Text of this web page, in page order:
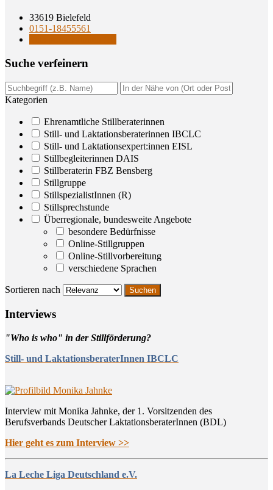
33619 Bielefeld
0151-18455561
Suche ver­fei­nern
Kategorien
Ehrenamtliche Stillberaterinnen
Still- und Laktationsberaterinnen IBCLC
Still- und Laktationsexpert:innen EISL
Stillbegleiterinnen DAIS
Stillberaterin FBZ Bensberg
Stillgruppe
StillspezialistInnen (R)
Stillsprechstunde
Überregionale, bundesweite Angebote
besondere Bedürfnisse
Online-Stillgruppen
Online-Stillvorbereitung
verschiedene Sprachen
Sortieren nach
Inter­views
"Who is who" in der Stillförderung?
Still- und LaktationsberaterInnen IBCLC
Interview mit Monika Jahnke, der 1. Vorsitzenden des
Berufsverbands Deutscher LaktationsberaterInnen (BDL)
Hier geht es zum Interview >>
La Leche Liga Deutschland e.V.